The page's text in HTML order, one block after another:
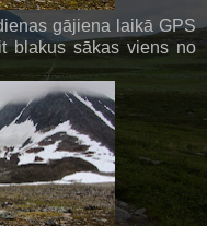
gājiena laikā GPS
blakus sākas viens no